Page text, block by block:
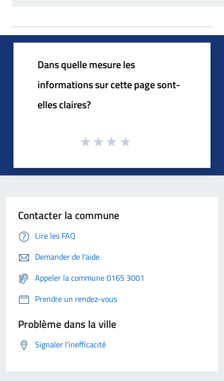
Dans quelle mesure les
informations sur cette page sont-
elles claires?
Contacter la commune
Lire les FAQ
Demander de l'aide
Appeler la commune 0165 3001
Prendre un rendez-vous
Problème dans la ville
Signaler l'inefficacité